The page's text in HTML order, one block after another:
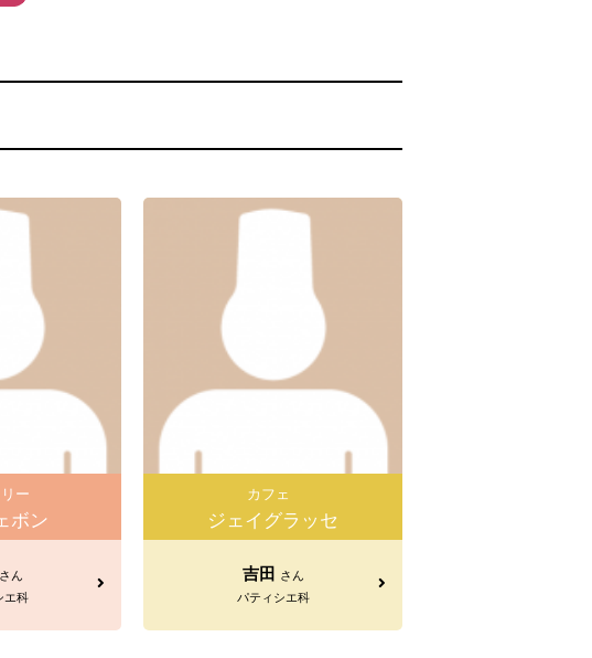
ー
ボン
さん
エ科
カフェ
ジェイグラッセ
吉田
さん
パティシエ科